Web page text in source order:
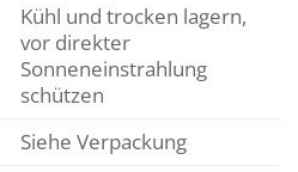
Kühl und trocken lagern,
vor direkter
Sonneneinstrahlung
schützen
Siehe Verpackung